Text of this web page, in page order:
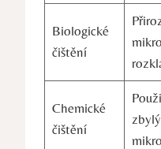
Biologické
čištění
Chemické
čištění